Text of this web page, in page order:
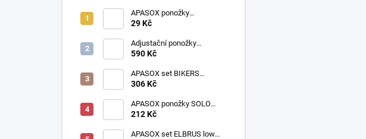
APASOX ponožky
PRACOVNÍ antracit
29 Kč
Adjustační ponožky
multicolor
590 Kč
APASOX set BIKERS
oranžový | Akce 2+1
306 Kč
APASOX ponožky SOLO
černá
212 Kč
APASOX set ELBRUS low